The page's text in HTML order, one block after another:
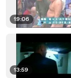
19:06
13:59